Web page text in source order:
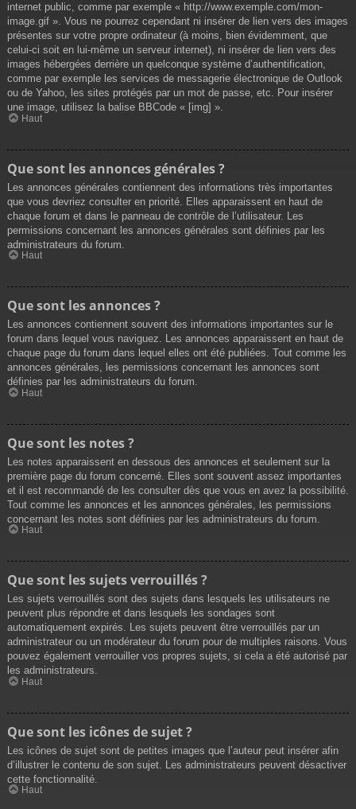
internet public, comme par exemple « http://www.exemple.com/mon-
image.gif ». Vous ne pourrez cependant ni insérer de lien vers des images
présentes sur votre propre ordinateur (à moins, bien évidemment, que
celui-ci soit en lui-même un serveur internet), ni insérer de lien vers des
images hébergées derrière un quelconque système d’authentification,
comme par exemple les services de messagerie électronique de Outlook
ou de Yahoo, les sites protégés par un mot de passe, etc. Pour insérer
une image, utilisez la balise BBCode « [img] ».
Haut
Que sont les annonces générales ?
Les annonces générales contiennent des informations très importantes
que vous devriez consulter en priorité. Elles apparaissent en haut de
chaque forum et dans le panneau de contrôle de l’utilisateur. Les
permissions concernant les annonces générales sont définies par les
administrateurs du forum.
Haut
Que sont les annonces ?
Les annonces contiennent souvent des informations importantes sur le
forum dans lequel vous naviguez. Les annonces apparaissent en haut de
chaque page du forum dans lequel elles ont été publiées. Tout comme les
annonces générales, les permissions concernant les annonces sont
définies par les administrateurs du forum.
Haut
Que sont les notes ?
Les notes apparaissent en dessous des annonces et seulement sur la
première page du forum concerné. Elles sont souvent assez importantes
et il est recommandé de les consulter dès que vous en avez la possibilité.
Tout comme les annonces et les annonces générales, les permissions
concernant les notes sont définies par les administrateurs du forum.
Haut
Que sont les sujets verrouillés ?
Les sujets verrouillés sont des sujets dans lesquels les utilisateurs ne
peuvent plus répondre et dans lesquels les sondages sont
automatiquement expirés. Les sujets peuvent être verrouillés par un
administrateur ou un modérateur du forum pour de multiples raisons. Vous
pouvez également verrouiller vos propres sujets, si cela a été autorisé par
les administrateurs.
Haut
Que sont les icônes de sujet ?
Les icônes de sujet sont de petites images que l’auteur peut insérer afin
d’illustrer le contenu de son sujet. Les administrateurs peuvent désactiver
cette fonctionnalité.
Haut